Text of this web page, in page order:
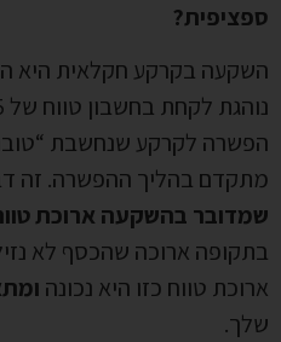
ספציפית?
השקעה בקרקע חקלאית היא
הפשרה לקרקע שנחשבת
מתקדם בהליך ההפשרה. זה
שמדובר בהשקעה ארוכת
בתקופה ארוכה שהכסף לא
ארוכת טווח כזו היא נכונה
שלך.